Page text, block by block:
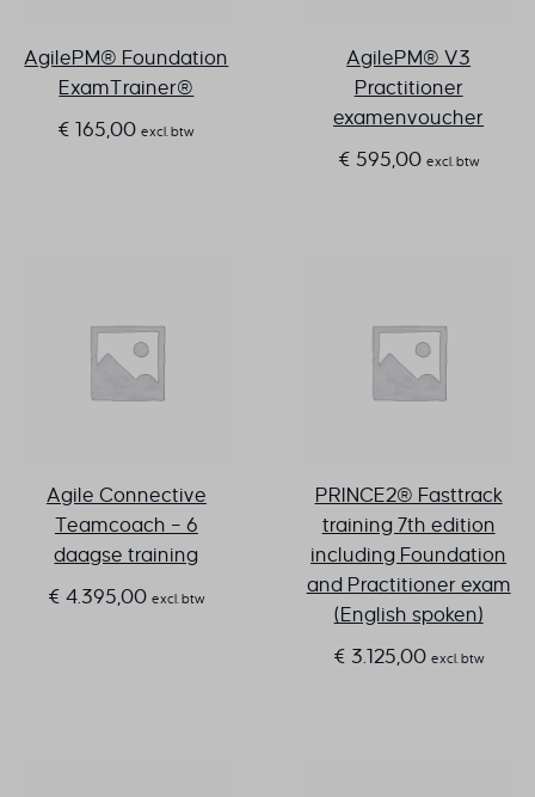
AgilePM® Foundation
ExamTrainer®
€ 165,00 excl. btw
AgilePM® V3
Practitioner
examenvoucher
€ 595,00 excl. btw
Agile Connective
Teamcoach – 6
daagse training
€ 4.395,00 excl. btw
PRINCE2® Fasttrack
training 7th edition
including Foundation
and Practitioner exam
(English spoken)
€ 3.125,00 excl. btw